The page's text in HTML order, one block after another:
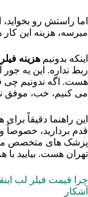
اما راستش رو
میرسه، هزینه این
اینکه بدونیم هزینه
ربط نداره. این یه
هست. اگه ندونیم چی
می‌ کنیم، خب، موفق
این راهنما دقیقاً
قدم بردارید، خصوصاً
پزشک‌ های متخصص
تهران هست. بیایید
چرا قیمت فیلر لب
آشکار